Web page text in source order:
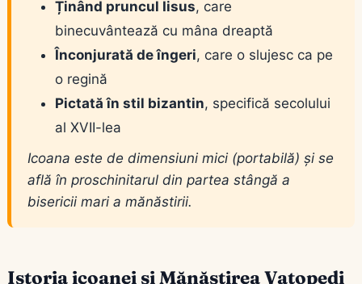
Ținând pruncul Iisus, care
binecuvântează cu mâna dreaptă
Înconjurată de îngeri, care o slujesc ca pe
o regină
Pictată în stil bizantin, specifică secolului
al XVII-lea
Icoana este de dimensiuni mici (portabilă) și se
află în proschinitarul din partea stângă a
bisericii mari a mănăstirii.
Istoria icoanei și Mănăstirea Vatopedi